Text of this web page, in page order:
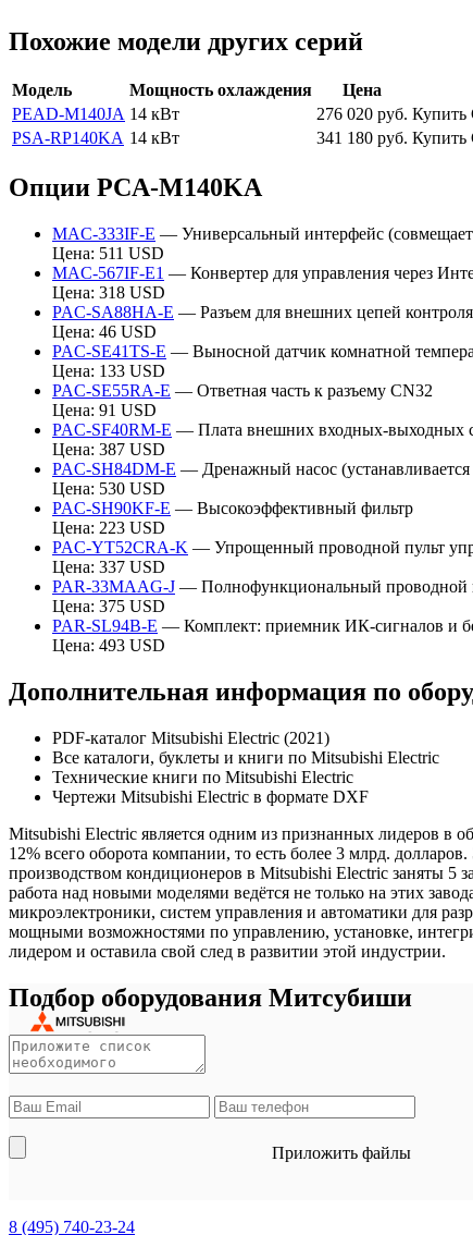
Похожие модели других серий
Модель Мощность охлаждения
Цена
PEAD-M140JA 14 кВт 276 020 руб. Купить
PSA-RP140KA 14 кВт 341 180 руб. Купить
Опции PCA-M140KA
MAC-333IF-E — Универсальный интерфейс
Цена: 511 USD
MAC-567IF-E1 — Конвертер для управления через
Цена: 318 USD
PAC-SA88HA-E — Разъем для внешних цепей контроля
Цена: 46 USD
PAC-SE41TS-E — Выносной датчик комнатной
Цена: 133 USD
PAC-SE55RA-E — Ответная часть к разъему CN32
Цена: 91 USD
PAC-SF40RM-E — Плата внешних входных-выходных
Цена: 387 USD
PAC-SH84DM-E — Дренажный насос (устанавливается
Цена: 530 USD
PAC-SH90KF-E — Высокоэффективный фильтр
Цена: 223 USD
PAC-YT52CRA-K — Упрощенный проводной пульт
Цена: 337 USD
PAR-33MAAG-J — Полнофункциональный проводной
Цена: 375 USD
PAR-SL94B-E — Комплект: приемник ИК-сигналов и
Цена: 493 USD
Дополнительная информация по
PDF-каталог Mitsubishi Electric (2021)
Все каталоги, буклеты и книги по Mitsubishi Electric
Технические книги по Mitsubishi Electric
Чертежи Mitsubishi Electric в формате DXF
Mitsubishi Electric является одним из признанных лидеров в
12% всего оборота компании, то есть более 3 млрд.
производством кондиционеров в Mitsubishi Electric заняты
работа над новыми моделями ведётся не только на этих
микроэлектроники, систем управления и автоматики для
мощными возможностями по управлению, установке,
лидером и оставила свой след в развитии этой индустрии.
Подбор оборудования Митсубиши
Приложить файлы
8 (495) 740-23-24